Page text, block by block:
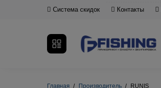
Система скидок Контакты
Главная Производитель RUNIS